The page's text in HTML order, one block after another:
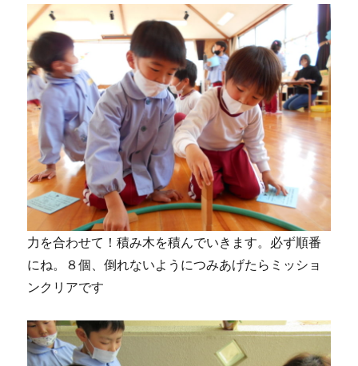
力を合わせて！積み木を積んでいきます。必ず順番
にね。８個、倒れないようにつみあげたらミッショ
ンクリアです